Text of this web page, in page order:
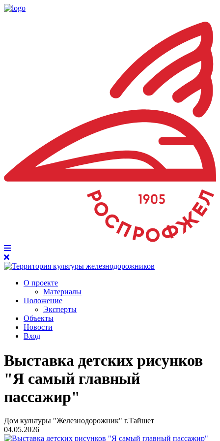
О проекте
Материалы
Положение
Эксперты
Объекты
Новости
Вход
Выставка детских рисунков
"Я самый главный
пассажир"
Дом культуры "Железнодорожник" г.Тайшет
04.05.2026